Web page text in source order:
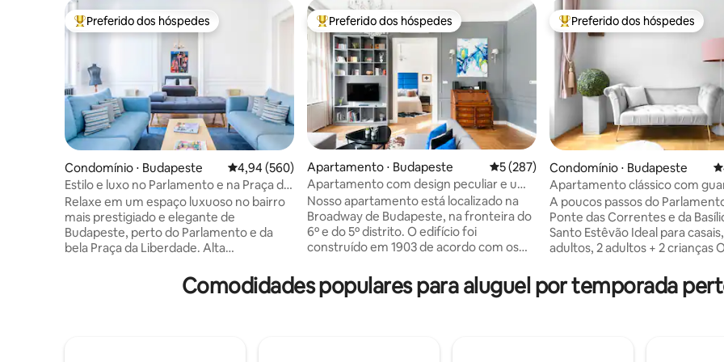
Entre os melhores preferidos dos hóspedes
Preferido dos hóspedes
Condomínio ⋅ Budapeste 4,94 de uma avaliação média de 5, 560 avaliações
4,94 (560)
Estilo e luxo no Parlamento e na Praça da
Liberdade
Relaxe em um espaço luxuoso no bairro
mais prestigiado e elegante de
Budapeste, perto do Parlamento e da
bela Praça da Liberdade. Alta
privativos, ar condicionado, escritório em
casa dedicado, cozinha de designer,
Entre os melhores preferidos dos hóspedes
Preferido dos hóspedes
Apartamento ⋅ Budapeste 5 de uma avaliação média de 5, 287
5 (287)
Apartamento com design peculiar e uma
mistura perfeita de velho e novo
Nosso apartamento está localizado na
Broadway de Budapeste, na fronteira do
6º e do 5º distrito. O edifício foi
construído em 1903 de acordo com os
condições agora. O elevador leva você
até o último andar (3º andar), onde você
Entre os melhores preferidos
Preferido dos hóspedes
Condomínio ⋅ Budapeste
Apartamento clássico com
volumes gratuito
A poucos passos do
Ponte das Correntes e da
Santo Estêvão Ideal para casais, 3
adultos, 2 adultos + 2 crianças Opções de
gratuitos, dependendo da
disponibilidade Armazenamento de
de semana é gratuito. Uma
Comodidades populares para aluguel por temporada